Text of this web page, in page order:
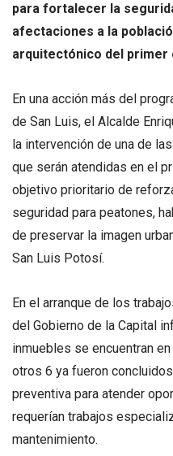
para fortalecer la
afectaciones a la
arquitectónico del primer
En una acción más del
de San Luis, el Alcalde
la intervención de una de
que serán atendidas en el
objetivo prioritario de
seguridad para peatones,
de preservar la imagen
San Luis Potosí.
En el arranque de los
del Gobierno de la Capital
inmuebles se encuentran
otros 6 ya fueron
preventiva para atender
requerían trabajos
mantenimiento.